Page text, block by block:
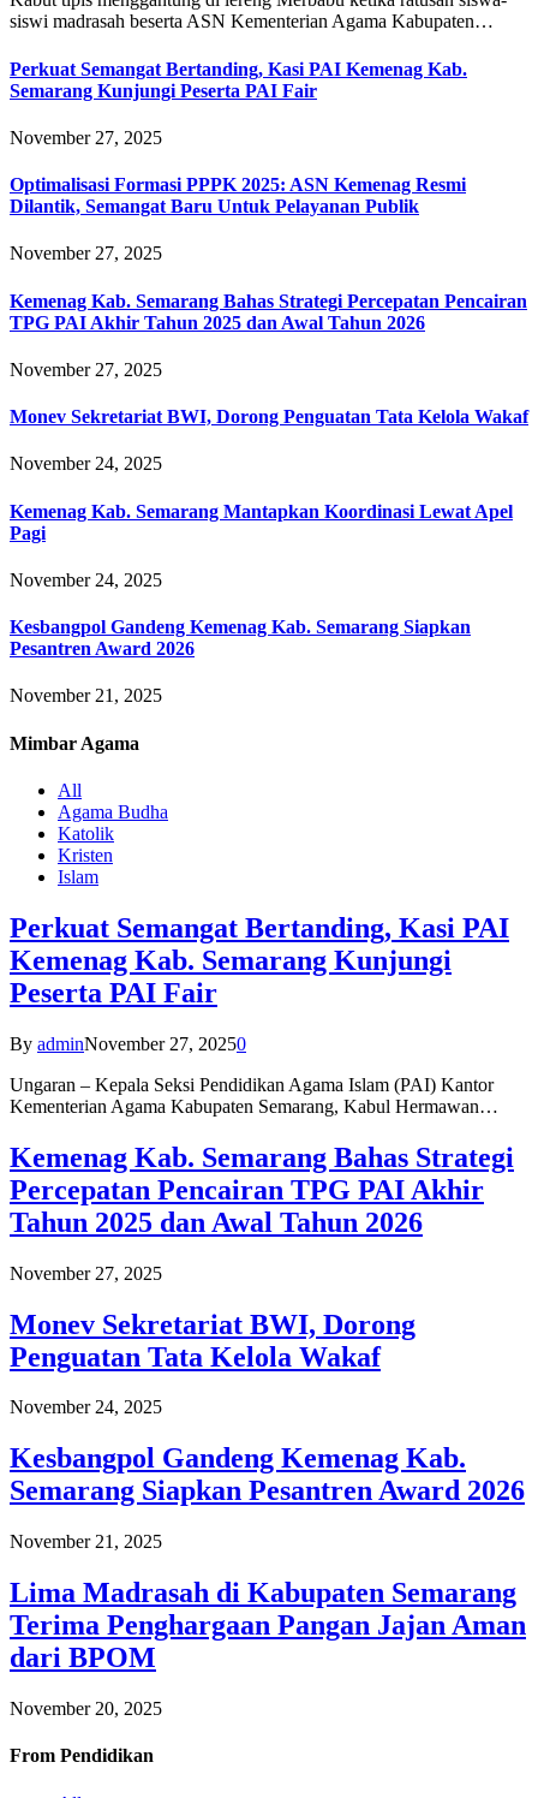
siswi madrasah beserta ASN Kementerian Agama Kabupaten…
Perkuat Semangat Bertanding, Kasi PAI Kemenag Kab.
Semarang Kunjungi Peserta PAI Fair
November 27, 2025
Optimalisasi Formasi PPPK 2025: ASN Kemenag Resmi
Dilantik, Semangat Baru Untuk Pelayanan Publik
November 27, 2025
Kemenag Kab. Semarang Bahas Strategi Percepatan Pencairan
TPG PAI Akhir Tahun 2025 dan Awal Tahun 2026
November 27, 2025
Monev Sekretariat BWI, Dorong Penguatan Tata Kelola Wakaf
November 24, 2025
Kemenag Kab. Semarang Mantapkan Koordinasi Lewat Apel
Pagi
November 24, 2025
Kesbangpol Gandeng Kemenag Kab. Semarang Siapkan
Pesantren Award 2026
November 21, 2025
Mimbar Agama
All
Agama Budha
Katolik
Kristen
Islam
Perkuat Semangat Bertanding, Kasi PAI
Kemenag Kab. Semarang Kunjungi
Peserta PAI Fair
By adminNovember 27, 20250
Ungaran – Kepala Seksi Pendidikan Agama Islam (PAI) Kantor
Kementerian Agama Kabupaten Semarang, Kabul Hermawan…
Kemenag Kab. Semarang Bahas Strategi
Percepatan Pencairan TPG PAI Akhir
Tahun 2025 dan Awal Tahun 2026
November 27, 2025
Monev Sekretariat BWI, Dorong
Penguatan Tata Kelola Wakaf
November 24, 2025
Kesbangpol Gandeng Kemenag Kab.
Semarang Siapkan Pesantren Award 2026
November 21, 2025
Lima Madrasah di Kabupaten Semarang
Terima Penghargaan Pangan Jajan Aman
dari BPOM
November 20, 2025
From Pendidikan